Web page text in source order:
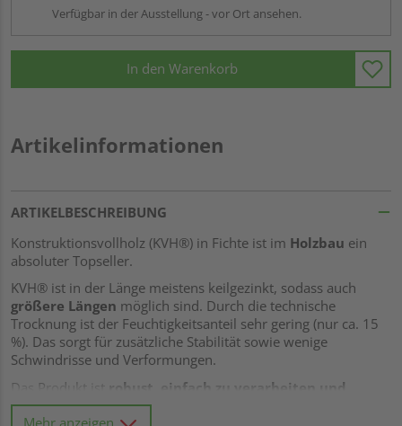
Verfügbar in der Ausstellung - vor Ort ansehen.
In den Warenkorb
Artikelinformationen
ARTIKELBESCHREIBUNG
Konstruktionsvollholz (KVH®) in Fichte ist im Holzbau ein
absoluter Topseller.
KVH® ist in der Länge meistens keilgezinkt, sodass auch
größere Längen möglich sind. Durch die technische
Trocknung ist der Feuchtigkeitsanteil sehr gering (nur ca. 15
%). Das sorgt für zusätzliche Stabilität sowie wenige
Schwindrisse und Verformungen.
Das Produkt ist
robust, einfach zu verarbeiten und
langlebig. Es eignet sich beispielsweise hervorragend beim